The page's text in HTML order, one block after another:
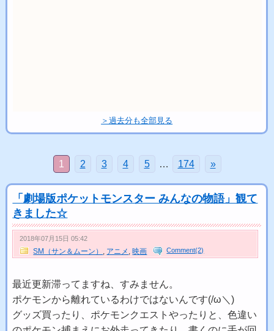
＞過去分も全部見る
1 2 3 4 5 … 174 »
「劇場版ポケットモンスター みんなの物語」観て
きました☆
2018年07月15日 05:42
SM（サン＆ムーン） , アニメ ,映画 Comment(2)
最近更新滞ってますね、すみません。
ポケモンから離れているわけではないんです(/ω＼)
グッズ買ったり、ポケモンクエストやったりと、色違い